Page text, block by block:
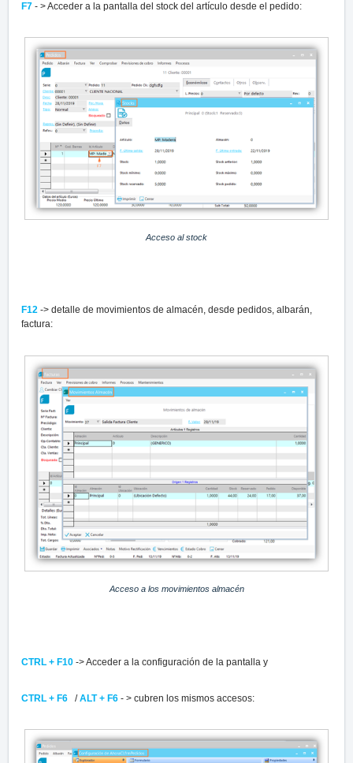
F7 - > Acceder a la pantalla del stock del artículo desde el pedido:
Acceso al stock
F12 -> detalle de movimientos de almacén, desde pedidos, albarán,
factura:
Acceso a los movimientos almacén
CTRL + F10 -> Acceder a la configuración de la pantalla y
CTRL + F6 /ALT + F6 - > cubren los mismos accesos: